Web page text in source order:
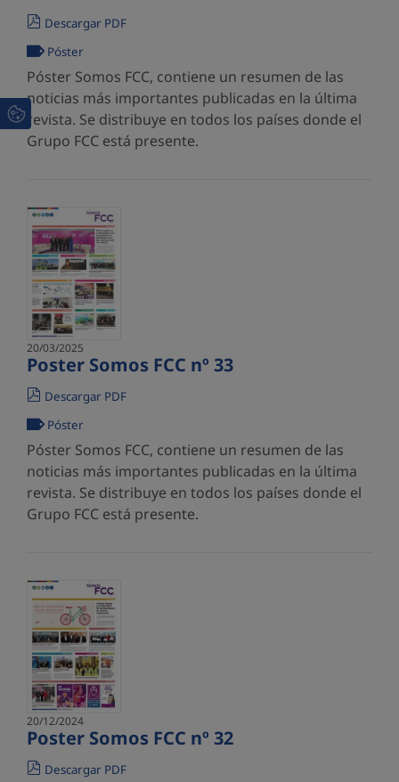
Descargar PDF
Póster
Póster Somos FCC, contiene un resumen de las
noticias más importantes publicadas en la última
revista. Se distribuye en todos los países donde el
Grupo FCC está presente.
20/03/2025
Poster Somos FCC nº 33
Descargar PDF
Póster
Póster Somos FCC, contiene un resumen de las
noticias más importantes publicadas en la última
revista. Se distribuye en todos los países donde el
Grupo FCC está presente.
20/12/2024
Poster Somos FCC nº 32
Descargar PDF